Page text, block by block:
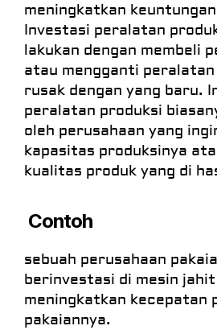
meningkatkan
Investasi peralatan
lakukan dengan membeli
atau mengganti peralatan
rusak dengan yang baru.
peralatan produksi
oleh perusahaan yang
kapasitas produksinya
kualitas produk yang di
Contoh
sebuah perusahaan
berinvestasi di mesin
meningkatkan kecepatan
pakaiannya.